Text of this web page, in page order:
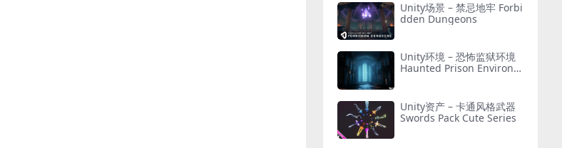
Unity场景 – 禁忌地牢 Forbi
dden Dungeons
Unity环境 – 恐怖监狱环境
Haunted Prison Environm
Unity资产 – 卡通风格武器
Swords Pack Cute Series